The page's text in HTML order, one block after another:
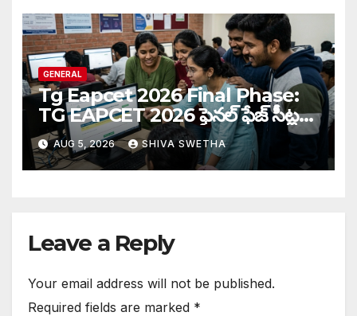
GENERAL
Tg Eapcet 2026 Final Phase:
TG EAPCET 2026 ఫైనల్ ఫేజ్ సీట్ల
కేటాయింపు పూర్తి…
AUG 5, 2026 SHIVA SWETHA
Leave a Reply
Your email address will not be published.
Required fields are marked *